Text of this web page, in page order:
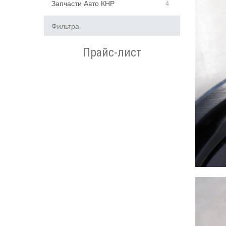
Запчасти Авто КНР 4
Фильтра
Прайс-лист